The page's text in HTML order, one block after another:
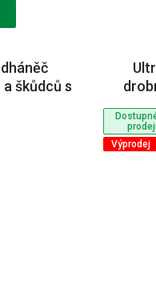
škůdců s
Výprodej